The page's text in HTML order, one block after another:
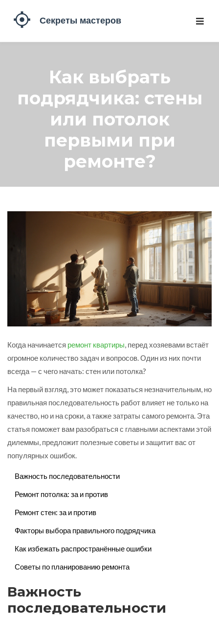
Как выбрать
подрядчика: стены
или потолок
первыми при
ремонте?
Когда начинается ремонт квартиры, перед хозяевами встаёт
огромное количество задач и вопросов. Один из них почти
всегда — с чего начать: стен или потолка?
На первый взгляд, это может показаться незначительным, но
правильная последовательность работ влияет не только на
качество, но и на сроки, а также затраты самого ремонта. Эта
статья поможет вам разобраться с главными аспектами этой
дилеммы, предложит полезные советы и защитит вас от
популярных ошибок.
Важность последовательности
Ремонт потолка: за и против
Ремонт стен: за и против
Факторы выбора правильного подрядчика
Как избежать распространённые ошибки
Советы по планированию ремонта
Важность
последовательности